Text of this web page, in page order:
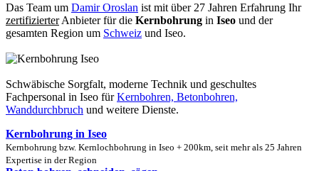
Das Team um Damir Oroslan ist mit über 27 Jahren Erfahrung Ihr
zertifizierterAnbieter für die Kernbohrung in Iseo und der
gesamten Region um Schweiz und Iseo.
Schwäbische Sorgfalt, moderne Technik und geschultes
Fachpersonal in Iseo fürKernbohren, Betonbohren,
Wanddurchbruch und weitere Dienste.
Kernbohrung in Iseo
Kernbohrung bzw. Kernlochbohrung in Iseo + 200km, seit mehr als 25 Jahren
Expertise in der Region